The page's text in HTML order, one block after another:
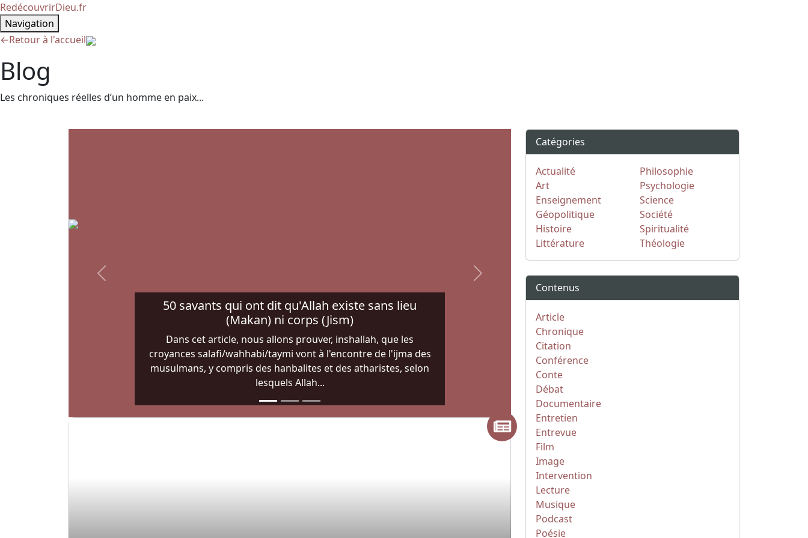
RedécouvrirDieu.fr
Navigation
←Retour à l'accueil
Blog
Les chroniques réelles d’un homme en paix...
50 savants qui ont dit qu'Allah existe sans lieu
(Makan) ni corps (Jism)
Dans cet article, nous allons prouver, inshallah, que les
croyances salafi/wahhabi/taymi vont à l'encontre de l'ijma des
musulmans, y compris des hanbalites et des atharistes, selon
lesquels Allah...
Previous Next
Catégories
Actualité
Art
Enseignement
Géopolitique
Histoire
Littérature
Philosophie
Psychologie
Science
Société
Spiritualité
Théologie
Contenus
Article
Chronique
Citation
Conférence
Conte
Débat
Documentaire
Entretien
Entrevue
Film
Image
Intervention
Lecture
Musique
Podcast
Poésie